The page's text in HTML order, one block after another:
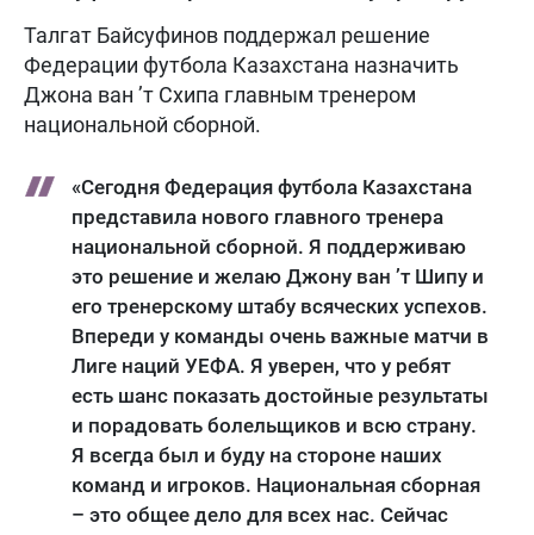
Талгат Байсуфинов поддержал решение
Федерации футбола Казахстана назначить
Джона ван ’т Схипа главным тренером
национальной сборной.
«Сегодня Федерация футбола Казахстана
представила нового главного тренера
национальной сборной. Я поддерживаю
это решение и желаю Джону ван ’т Шипу и
его тренерскому штабу всяческих успехов.
Впереди у команды очень важные матчи в
Лиге наций УЕФА. Я уверен, что у ребят
есть шанс показать достойные результаты
и порадовать болельщиков и всю страну.
Я всегда был и буду на стороне наших
команд и игроков. Национальная сборная
– это общее дело для всех нас. Сейчас